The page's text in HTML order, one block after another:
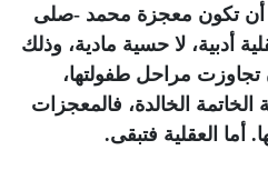
أن تكون معجزة محمد -صلى
أدبية، لا حسية مادية، وذلك
تجاوزت مراحل طفولتها،
الخاتمة الخالدة، فالمعجزات
أما العقلية فتبقى.